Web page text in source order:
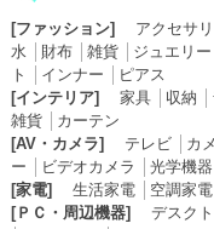
[ファッション] アクセサ
水
財布│ 雑貨│ ジュエリー
ト
インナー
ピアス
[インテリア]
家具│ 収納
雑貨│ カーテン
[AV・カメラ]
テレビ│ カ
ー
ビデオカメラ
光学機器
[家電]
生活家電│ 空調家電
[ＰＣ・周辺機器]
デスク